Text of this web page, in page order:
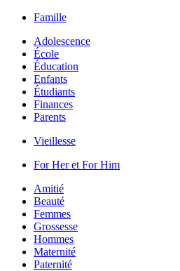
Famille
Adolescence
École
Éducation
Enfants
Étudiants
Finances
Parents
Vieillesse
For Her et For Him
Amitié
Beauté
Femmes
Grossesse
Hommes
Maternité
Paternité